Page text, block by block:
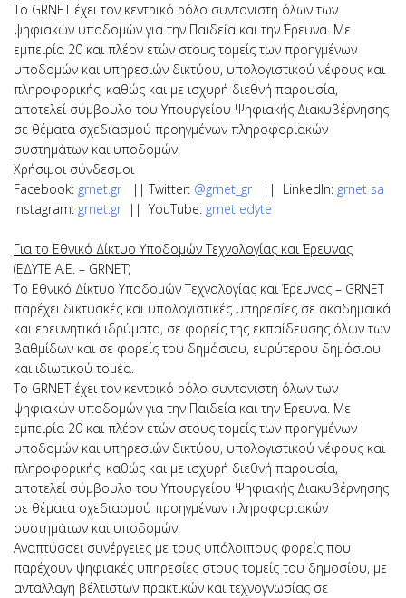
Το GRNET έχει τον κεντρικό ρόλο συντονιστή όλων των
ψηφιακών υποδομών για την Παιδεία και την Έρευνα. Με
εμπειρία 20 και πλέον ετών στους τομείς των προηγμένων
υποδομών και υπηρεσιών δικτύου, υπολογιστικού νέφους και
πληροφορικής, καθώς και με ισχυρή διεθνή παρουσία,
αποτελεί σύμβουλο του Υπουργείου Ψηφιακής Διακυβέρνησης
σε θέματα σχεδιασμού προηγμένων πληροφοριακών
συστημάτων και υποδομών.
Χρήσιμοι σύνδεσμοι
Facebook: grnet.gr || Twitter: @grnet_gr || LinkedIn: grnet sa
Instagram: grnet.gr || YouTube: grnet edyte
Για το Εθνικό Δίκτυο Υποδομών Τεχνολογίας και Έρευνας
(ΕΔΥΤΕ Α.Ε. – GRNET)
Το Εθνικό Δίκτυο Υποδομών Τεχνολογίας και Έρευνας – GRNET
παρέχει δικτυακές και υπολογιστικές υπηρεσίες σε ακαδημαϊκά
και ερευνητικά ιδρύματα, σε φορείς της εκπαίδευσης όλων των
βαθμίδων και σε φορείς του δημόσιου, ευρύτερου δημόσιου
και ιδιωτικού τομέα.
Το GRNET έχει τον κεντρικό ρόλο συντονιστή όλων των
ψηφιακών υποδομών για την Παιδεία και την Έρευνα. Με
εμπειρία 20 και πλέον ετών στους τομείς των προηγμένων
υποδομών και υπηρεσιών δικτύου, υπολογιστικού νέφους και
πληροφορικής, καθώς και με ισχυρή διεθνή παρουσία,
αποτελεί σύμβουλο του Υπουργείου Ψηφιακής Διακυβέρνησης
σε θέματα σχεδιασμού προηγμένων πληροφοριακών
συστημάτων και υποδομών.
Αναπτύσσει συνέργειες με τους υπόλοιπους φορείς που
παρέχουν ψηφιακές υπηρεσίες στους τομείς του δημοσίου, με
ανταλλαγή βέλτιστων πρακτικών και τεχνογνωσίας σε